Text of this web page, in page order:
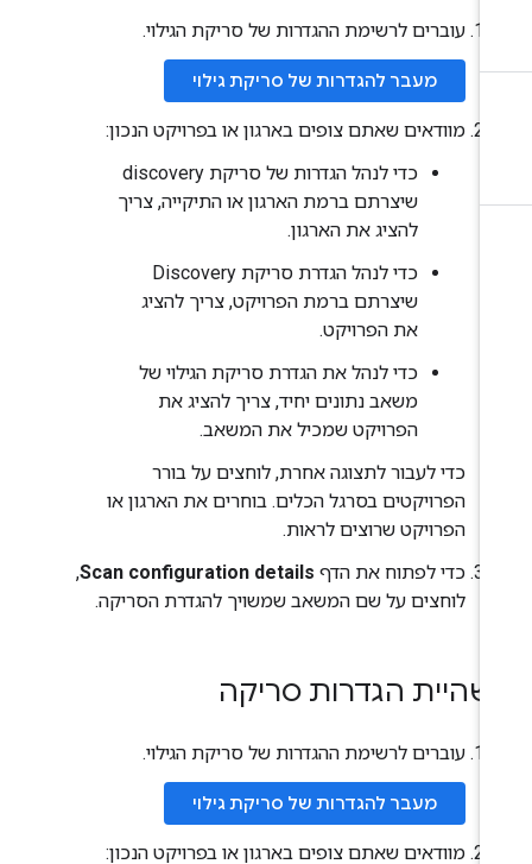
עוברים לרשימת ההגדרות של סריקת הגילוי.
מעבר להגדרות של סריקת גילוי
מוודאים שאתם צופים בארגון או בפרויקט הנכון:
כדי לנהל הגדרות של סריקת discovery
שיצרתם ברמת הארגון או התיקייה, צריך
להציג את הארגון.
כדי לנהל הגדרת סריקת Discovery
שיצרתם ברמת הפרויקט, צריך להציג
את הפרויקט.
כדי לנהל את הגדרת סריקת הגילוי של
משאב נתונים יחיד, צריך להציג את
הפרויקט שמכיל את המשאב.
כדי לעבור לתצוגה אחרת, לוחצים על בורר
הפרויקטים בסרגל הכלים. בוחרים את הארגון או
הפרויקט שרוצים לראות.
כדי לפתוח את הדףScan configuration details
,
לוחצים על שם המשאב שמשויך להגדרת הסריקה.
הגדרות סריקה
עוברים לרשימת ההגדרות של סריקת הגילוי.
מעבר להגדרות של סריקת גילוי
מוודאים שאתם צופים בארגון או בפרויקט הנכון: